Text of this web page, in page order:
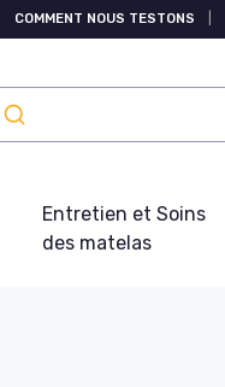
COMMENT NOUS TESTONS
Entretien et Soins
des matelas